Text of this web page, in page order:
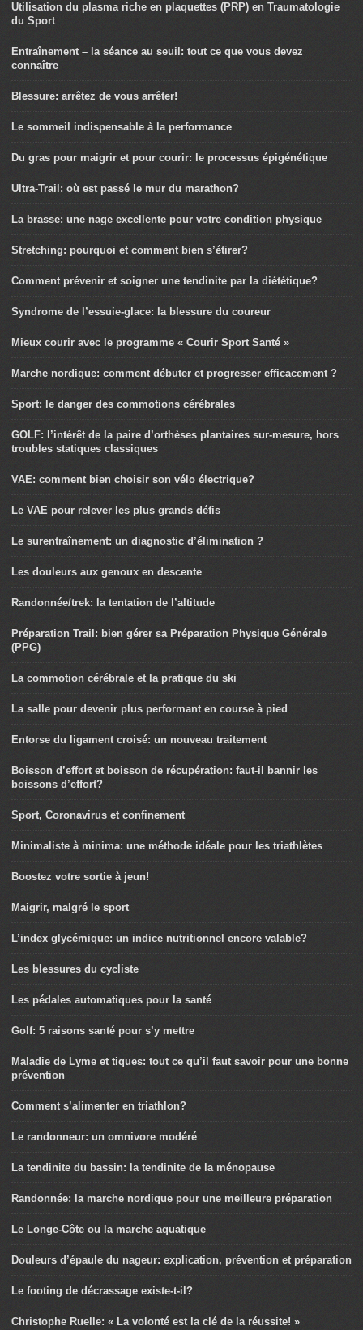
Utilisation du plasma riche en plaquettes (PRP) en Traumatologie
du Sport
Entraînement – la séance au seuil: tout ce que vous devez
connaître
Blessure: arrêtez de vous arrêter!
Le sommeil indispensable à la performance
Du gras pour maigrir et pour courir: le processus épigénétique
Ultra-Trail: où est passé le mur du marathon?
La brasse: une nage excellente pour votre condition physique
Stretching: pourquoi et comment bien s’étirer?
Comment prévenir et soigner une tendinite par la diététique?
Syndrome de l’essuie-glace: la blessure du coureur
Mieux courir avec le programme « Courir Sport Santé »
Marche nordique: comment débuter et progresser efficacement ?
Sport: le danger des commotions cérébrales
GOLF: l’intérêt de la paire d’orthèses plantaires sur-mesure, hors
troubles statiques classiques
VAE: comment bien choisir son vélo électrique?
Le VAE pour relever les plus grands défis
Le surentraînement: un diagnostic d’élimination ?
Les douleurs aux genoux en descente
Randonnée/trek: la tentation de l’altitude
Préparation Trail: bien gérer sa Préparation Physique Générale
(PPG)
La commotion cérébrale et la pratique du ski
La salle pour devenir plus performant en course à pied
Entorse du ligament croisé: un nouveau traitement
Boisson d’effort et boisson de récupération: faut-il bannir les
boissons d’effort?
Sport, Coronavirus et confinement
Minimaliste à minima: une méthode idéale pour les triathlètes
Boostez votre sortie à jeun!
Maigrir, malgré le sport
L’index glycémique: un indice nutritionnel encore valable?
Les blessures du cycliste
Les pédales automatiques pour la santé
Golf: 5 raisons santé pour s’y mettre
Maladie de Lyme et tiques: tout ce qu’il faut savoir pour une bonne
prévention
Comment s’alimenter en triathlon?
Le randonneur: un omnivore modéré
La tendinite du bassin: la tendinite de la ménopause
Randonnée: la marche nordique pour une meilleure préparation
Le Longe-Côte ou la marche aquatique
Douleurs d’épaule du nageur: explication, prévention et préparation
Le footing de décrassage existe-t-il?
Christophe Ruelle: « La volonté est la clé de la réussite! »